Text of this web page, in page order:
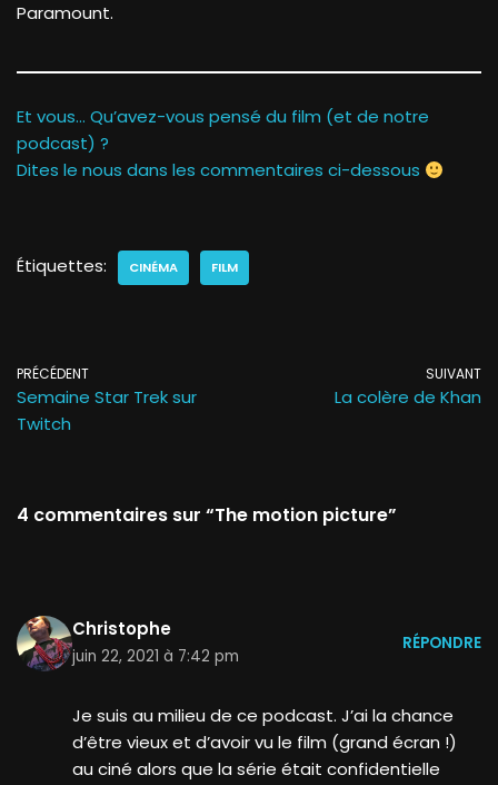
Paramount.
Et vous… Qu’avez-vous pensé du film (et de notre
podcast) ?
Dites le nous dans les commentaires ci-dessous
Étiquettes: CINÉMA FILM
PRÉCÉDENT
Semaine Star Trek sur
Twitch
SUIVANT
La colère de Khan
4 commentaires sur “The motion picture”
Christophe
juin 22, 2021 à 7:42 pm
RÉPONDRE
Je suis au milieu de ce podcast. J’ai la chance
d’être vieux et d’avoir vu le film (grand écran !)
au ciné alors que la série était confidentielle